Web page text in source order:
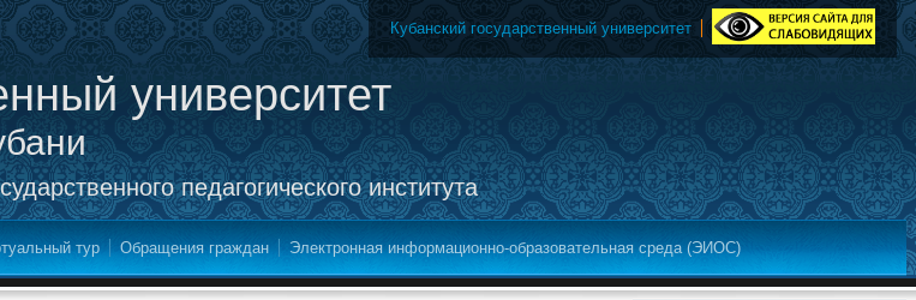
университет
педагогического института
Кубанский государственный университет
тур Обращения граждан Электронная информационно-образовательная среда (ЭИОС)